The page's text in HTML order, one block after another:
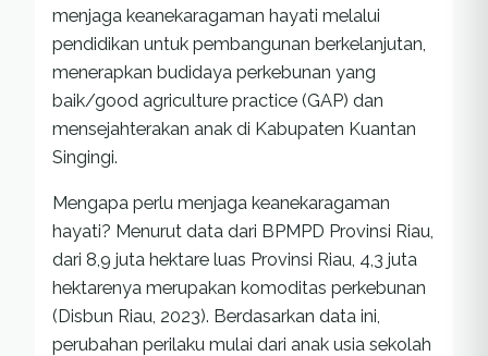
menjaga keanekaragaman hayati melalui
pendidikan untuk pembangunan berkelanjutan,
menerapkan budidaya perkebunan yang
baik/good agriculture practice (GAP) dan
mensejahterakan anak di Kabupaten Kuantan
Singingi.
Mengapa perlu menjaga keanekaragaman
hayati? Menurut data dari BPMPD Provinsi Riau,
dari 8,9 juta hektare luas Provinsi Riau, 4,3 juta
hektarenya merupakan komoditas perkebunan
(Disbun Riau, 2023). Berdasarkan data ini,
perubahan perilaku mulai dari anak usia sekolah